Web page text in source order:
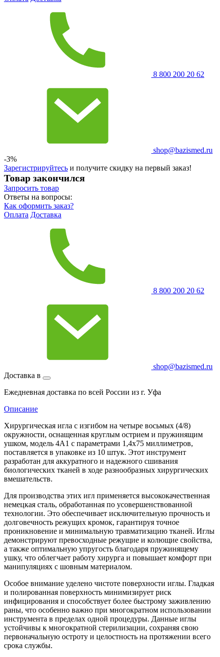
8 800 200 20 62
shop@bazismed.ru
-3%
Зарегистрируйтесь и получите скидку на первый заказ!
Товар закончился
Запросить товар
Ответы на вопросы:
Как оформить заказ?
Оплата Доставка
8 800 200 20 62
shop@bazismed.ru
Доставка в
Ежедневная доставка по всей России из г. Уфа
Описание
Хирургическая игла с изгибом на четыре восьмых (4/8)
окружности, оснащенная круглым острием и пружинящим
ушком, модель 4А1 с параметрами 1,4х75 миллиметров,
поставляется в упаковке из 10 штук. Этот инструмент
разработан для аккуратного и надежного сшивания
биологических тканей в ходе разнообразных хирургических
вмешательств.
Для производства этих игл применяется высококачественная
немецкая сталь, обработанная по усовершенствованной
технологии. Это обеспечивает исключительную прочность и
долговечность режущих кромок, гарантируя точное
проникновение и минимальную травматизацию тканей. Иглы
демонстрируют превосходные режущие и колющие свойства,
а также оптимальную упругость благодаря пружинящему
ушку, что облегчает работу хирурга и повышает комфорт при
манипуляциях с шовным материалом.
Особое внимание уделено чистоте поверхности иглы. Гладкая
и полированная поверхность минимизирует риск
инфицирования и способствует более быстрому заживлению
раны, что особенно важно при многократном использовании
инструмента в пределах одной процедуры. Данные иглы
устойчивы к многократной стерилизации, сохраняя свою
первоначальную остроту и целостность на протяжении всего
срока службы.